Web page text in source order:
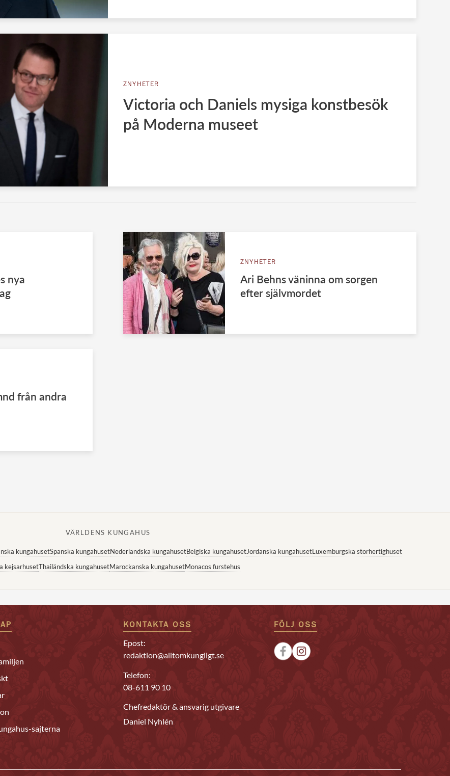
ZNYHETER
Victoria och Daniels mysiga konstbesök
på Moderna museet
nya
ZNYHETER
Ari Behns väninna om sorgen
efter självmordet
från andra
VÄRLDENS KUNGAHUS
kungahusetSpanska kungahusetNederländska kungahusetBelgiska kungahusetJordanska kungahusetLuxemburgska storhertighuset
kejsarhusetThailändska kungahusetMarockanska kungahusetMonacos furstehus
sajterna
KONTAKTA OSS
Epost:
redaktion@alltomkungligt.se
Telefon:
08-611 90 10
Chefredaktör & ansvarig utgivare
Daniel Nyhlén
FÖLJ OSS